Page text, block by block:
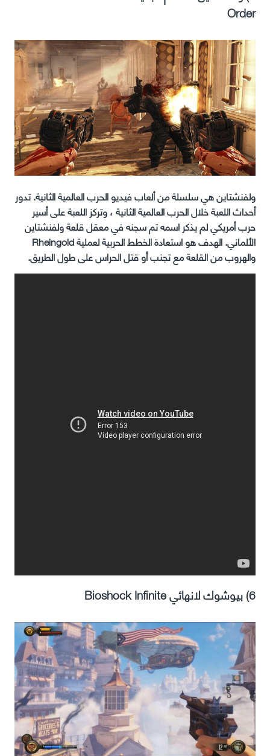
Order
ولفنشتاين هي سلسلة من ألعاب فيديو الحرب العالمية الثانية. تدور
أحداث اللعبة خلال الحرب العالمية الثانية ، وتركز اللعبة على أسير
حرب أمريكي لم يذكر اسمه تم سجنه في معقل قلعة ولفنشتاين
الألماني. الهدف هو استعادة الخطط الحربية لعملية Rheingold
والهروب من القلعة مع تجنب أو قتل الحراس على طول الطريق.
6) بيوشوك لانهائي Bioshock Infinite